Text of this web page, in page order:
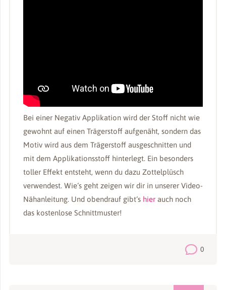
Bei einer Negativ Applikation wird der Stoff nicht wie
gewohnt auf einen Trägerstoff aufgenäht, sondern das
Motiv wird aus dem Trägerstoff ausgeschnitten und
mit dem Applikationsstoff hinterlegt. Ein besonders
toller Effekt entsteht, wenn du dazu Zottelplüsch
verwendest. Wie‘s geht zeigen wir dir in unserer Video-
Nähanleitung. Und obendrauf gibt‘s hierauch noch
das kostenlose Schnittmuster!
0